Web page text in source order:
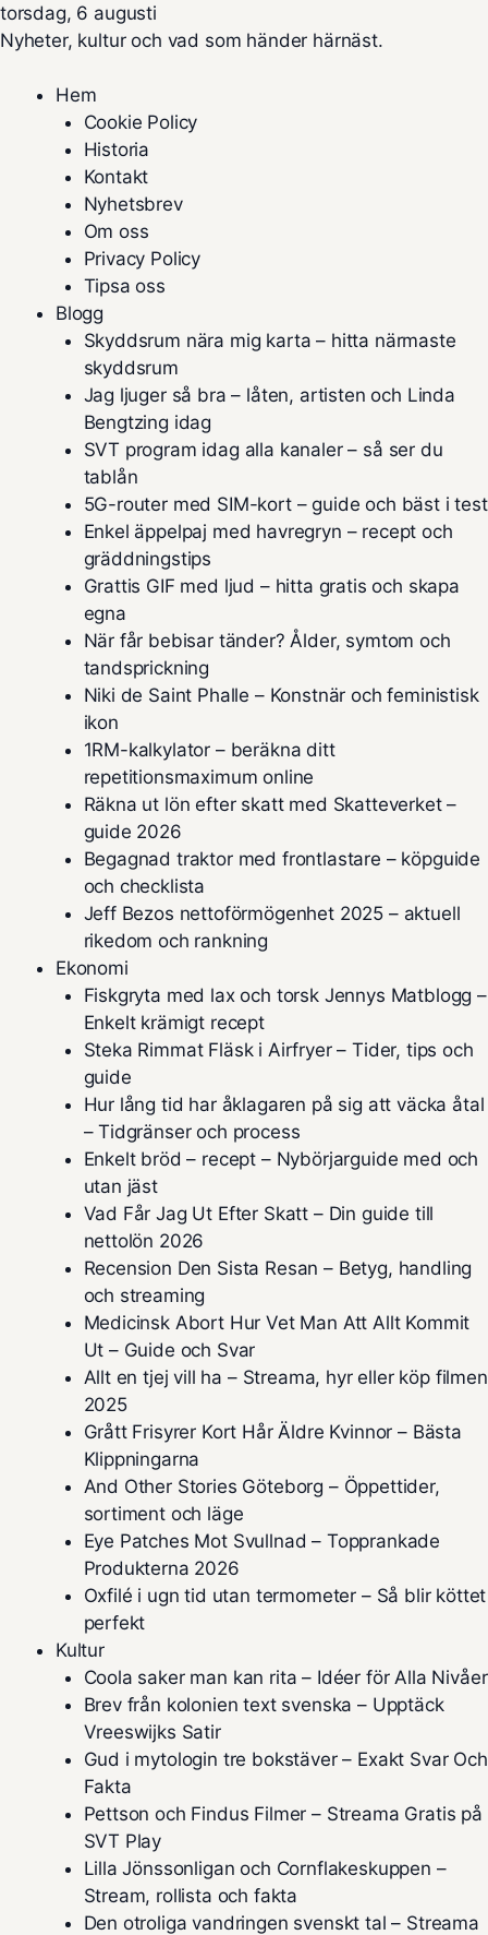
torsdag, 6 augusti
Nyheter, kultur och vad som händer härnäst.
Hem
Cookie Policy
Historia
Kontakt
Nyhetsbrev
Om oss
Privacy Policy
Tipsa oss
Blogg
Skyddsrum nära mig karta – hitta närmaste
skyddsrum
Jag ljuger så bra – låten, artisten och Linda
Bengtzing idag
SVT program idag alla kanaler – så ser du
tablån
5G-router med SIM-kort – guide och bäst i test
Enkel äppelpaj med havregryn – recept och
gräddningstips
Grattis GIF med ljud – hitta gratis och skapa
egna
När får bebisar tänder? Ålder, symtom och
tandsprickning
Niki de Saint Phalle – Konstnär och feministisk
ikon
1RM-kalkylator – beräkna ditt
repetitionsmaximum online
Räkna ut lön efter skatt med Skatteverket –
guide 2026
Begagnad traktor med frontlastare – köpguide
och checklista
Jeff Bezos nettoförmögenhet 2025 – aktuell
rikedom och rankning
Ekonomi
Fiskgryta med lax och torsk Jennys Matblogg –
Enkelt krämigt recept
Steka Rimmat Fläsk i Airfryer – Tider, tips och
guide
Hur lång tid har åklagaren på sig att väcka åtal
– Tidgränser och process
Enkelt bröd – recept – Nybörjarguide med och
utan jäst
Vad Får Jag Ut Efter Skatt – Din guide till
nettolön 2026
Recension Den Sista Resan – Betyg, handling
och streaming
Medicinsk Abort Hur Vet Man Att Allt Kommit
Ut – Guide och Svar
Allt en tjej vill ha – Streama, hyr eller köp filmen
2025
Grått Frisyrer Kort Hår Äldre Kvinnor – Bästa
Klippningarna
And Other Stories Göteborg – Öppettider,
sortiment och läge
Eye Patches Mot Svullnad – Topprankade
Produkterna 2026
Oxfilé i ugn tid utan termometer – Så blir köttet
perfekt
Kultur
Coola saker man kan rita – Idéer för Alla Nivåer
Brev från kolonien text svenska – Upptäck
Vreeswijks Satir
Gud i mytologin tre bokstäver – Exakt Svar Och
Fakta
Pettson och Findus Filmer – Streama Gratis på
SVT Play
Lilla Jönssonligan och Cornflakeskuppen –
Stream, rollista och fakta
Den otroliga vandringen svenskt tal – Streama